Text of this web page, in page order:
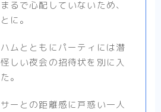
るで心配していないため、
に。
ムとともにパーティには潜
しい夜会の招待状を別に入
。
ーとの距離感に戸惑い一人